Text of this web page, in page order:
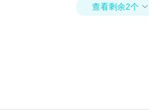
湿地洪园+杭州樱花园+杭州宝
井茶+雷峰塔藕香居+西溪城市文
宴(杭州滨江店)+三渡山地运动公
查看剩余2个 